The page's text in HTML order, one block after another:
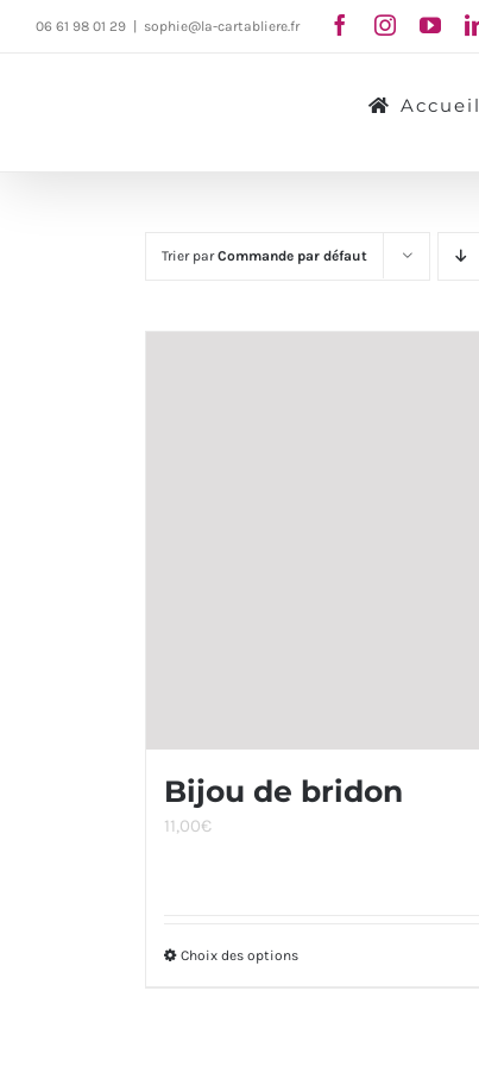
06 61 98 01 29 sophie@la-cartabliere.fr
Accueil
Trier parCommande par défaut
Bijou de bridon
11,00€
Choix des optionsCe